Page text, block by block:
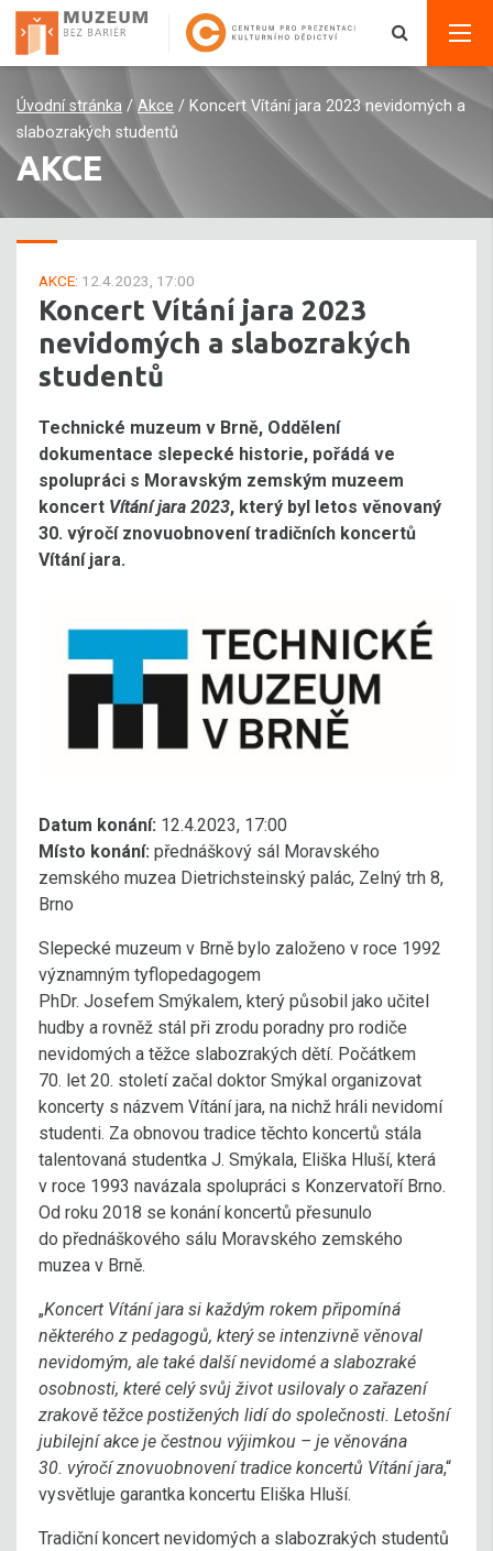
Úvodní stránka / Akce / Koncert Vítání jara 2023 nevidomých a
slabozrakých studentů
AKCE
AKCE: 12.4.2023, 17:00
Koncert Vítání jara 2023
nevidomých a slabozrakých
studentů
Technické muzeum v Brně, Oddělení
dokumentace slepecké historie, pořádá ve
spolupráci s Moravským zemským muzeem
koncert Vítání jara 2023, který byl letos věnovaný
30. výročí znovuobnovení tradičních koncertů
Vítání jara.
Datum konání: 12.4.2023, 17:00
Místo konání: přednáškový sál Moravského
zemského muzea Dietrichsteinský palác, Zelný trh 8,
Brno
Slepecké muzeum v Brně bylo založeno v roce 1992
významným tyflopedagogem
PhDr. Josefem Smýkalem, který působil jako učitel
hudby a rovněž stál při zrodu poradny pro rodiče
nevidomých a těžce slabozrakých dětí. Počátkem
70. let 20. století začal doktor Smýkal organizovat
koncerty s názvem Vítání jara, na nichž hráli nevidomí
studenti. Za obnovou tradice těchto koncertů stála
talentovaná studentka J. Smýkala, Eliška Hluší, která
v roce 1993 navázala spolupráci s Konzervatoří Brno.
Od roku 2018 se konání koncertů přesunulo
do přednáškového sálu Moravského zemského
muzea v Brně.
„Koncert Vítání jara si každým rokem připomíná
některého z pedagogů, který se intenzivně věnoval
nevidomým, ale také další nevidomé a slabozraké
osobnosti, které celý svůj život usilovaly o zařazení
zrakově těžce postižených lidí do společnosti. Letošní
jubilejní akce je čestnou výjimkou – je věnována
30. výročí znovuobnovení tradice koncertů Vítání jara,“
vysvětluje garantka koncertu Eliška Hluší.
Tradiční koncert nevidomých a slabozrakých studentů